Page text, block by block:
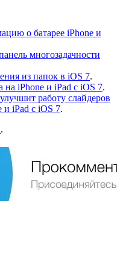
о батарее iPhone и
многозадачности
из папок в iOS 7.
на iPhone и iPad c iOS 7.
работу слайдеров
и iPad с iOS 7.
.